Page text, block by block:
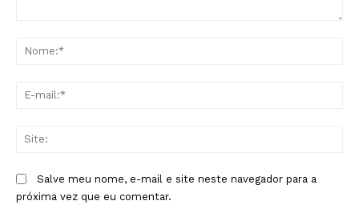
Salve meu nome, e-mail e site neste navegador para a
próxima vez que eu comentar.